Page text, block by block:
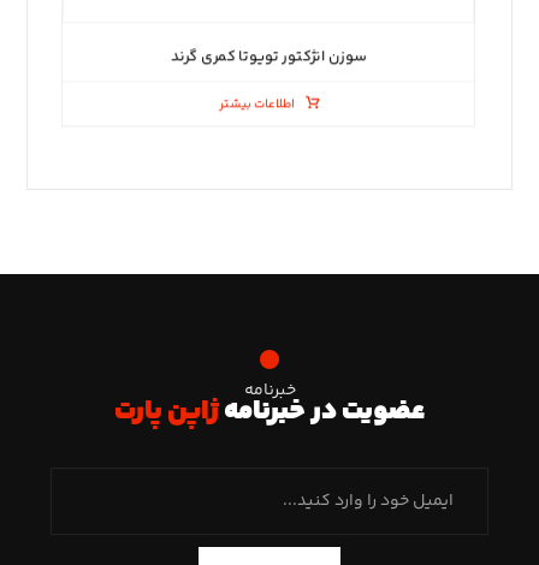
سوزن انژکتور تویوتا کمری گرند
اطلاعات بیشتر
خبرنامه
عضویت در خبرنامهژاپن پارت